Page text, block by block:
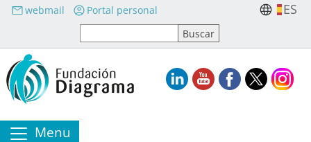
Skip to main content
webmail Portal personal ES
Menu